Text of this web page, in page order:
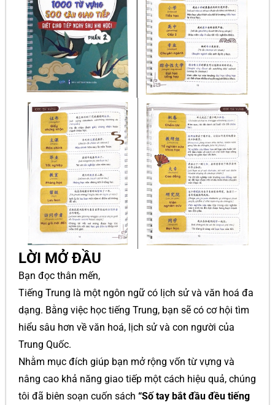
LỜI MỞ ĐẦU
Bạn đọc thân mến,
Tiếng Trung là một ngôn ngữ có lịch sử và văn hoá đa
dạng. Bằng việc học tiếng Trung, bạn sẽ có cơ hội tìm
hiểu sâu hơn về văn hoá, lịch sử và con người của
Trung Quốc.
Nhằm mục đích giúp bạn mở rộng vốn từ vựng và
nâng cao khả năng giao tiếp một cách hiệu quả, chúng
tôi đã biên soạn cuốn sách “Số tay bắt đầu đều tiếng